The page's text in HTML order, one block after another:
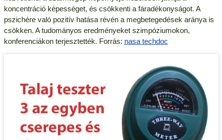
koncentráció képességet, és csökkenti a fáradékonyságot. A
pszichére való pozitív hatása révén a megbetegedések aránya is
csökken. A tudományos eredményeket szimpóziumokon,
konferenciákon terjesztették. Forrás: nasa techdoc